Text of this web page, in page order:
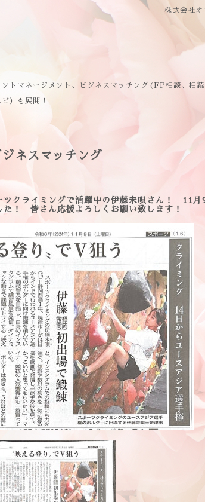
株式会社オ
トマネージメント、ビジネスマッチング(FP相談、相
）も展開！
ネスマッチング
ツクライミングで活躍中の伊藤未唄さん！ 11月
た！ 皆さん応援よろしくお願い致します！